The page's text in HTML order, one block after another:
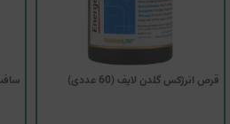
قرص انرژکس گلدن لایف (60 عددی)